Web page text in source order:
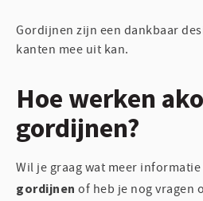
Gordijnen zijn een dankbaar
kanten mee uit kan.
Hoe werken
gordijnen?
Wil je graag wat meer
gordijnen of heb je nog vragen